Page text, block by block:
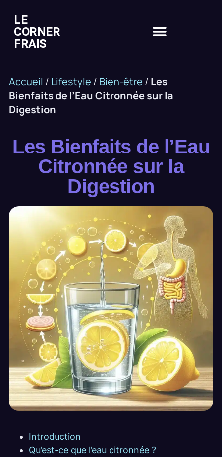
LE
CORNER
FRAIS
Accueil / Lifestyle / Bien-être / Les
Bienfaits de l’Eau Citronnée sur la
Digestion
Les Bienfaits de l’Eau
Citronnée sur la
Digestion
Introduction
Qu’est-ce que l’eau citronnée ?